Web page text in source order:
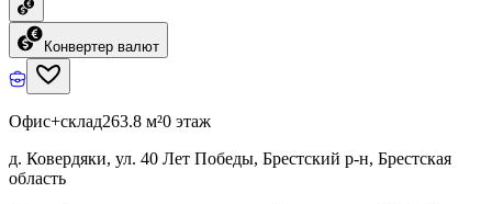
Конвертер валют
Офис+склад263.8 м²0 этаж
д. Ковердяки, ул. 40 Лет Победы, Брестский р-н, Брестская
область